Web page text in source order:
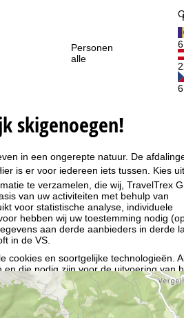
te verzamelen, die wij, TravelTrex
van uw activiteiten met behulp van
voor statistische analyse, individuele
hebben wij uw toestemming nodig
aan derde aanbieders in derde
in de VS.
cookies en soortgelijke technologieën.
die nodig zijn voor de uitvoering van
te wijzigen, vindt u in de
Personen
alle
skigenoegen!
in een ongerepte natuur. De
is er voor iedereen iets tussen. Kies